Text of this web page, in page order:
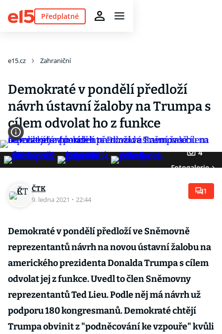
Předplatné
e15.cz Zahraniční
Demokraté v pondělí předloží
návrh ústavní žaloby na Trumpa s
cílem odvolat ho z funkce
4
Fotogalerie
ČTK
9. ledna 2021 · 22:44
1
Demokraté v pondělí předloží ve Sněmovně
reprezentantů návrh na novou ústavní žalobu na
amerického prezidenta Donalda Trumpa s cílem
odvolat jej z funkce. Uvedl to člen Sněmovny
reprezentantů Ted Lieu. Podle něj má návrh už
podporu 180 kongresmanů. Demokraté chtějí
Trumpa obvinit z "podněcování ke vzpouře" kvůli